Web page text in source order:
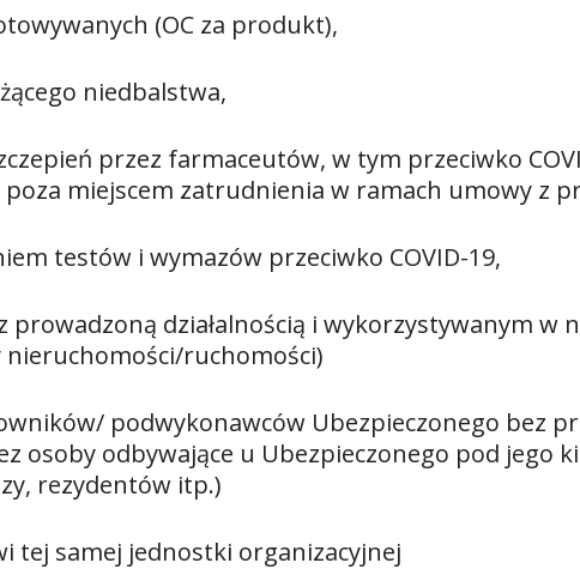
(OC za produkt),
niedbalstwa,
przez farmaceutów, w tym przeciwko
miejscem zatrudnienia w ramach umowy z
testów i wymazów przeciwko COVID-19,
prowadzoną działalnością i wykorzystywanym w
nieruchomości/ruchomości)
podwykonawców Ubezpieczonego bez
osoby odbywające u Ubezpieczonego pod jego
rezydentów itp.)
tej samej jednostki organizacyjnej